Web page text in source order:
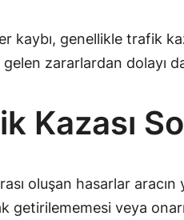
kaybı, genellikle trafik
zararlardan dolayı
Kazası
oluşan hasarlar
getirilememesi veya